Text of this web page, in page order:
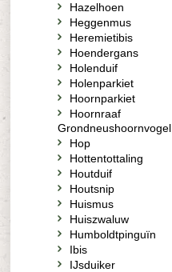
Hazelhoen
Heggenmus
Heremietibis
Hoendergans
Holenduif
Holenparkiet
Hoornparkiet
Hoornraaf
Grondneushoornvogel
Hop
Hottentottaling
Houtduif
Houtsnip
Huismus
Huiszwaluw
Humboldtpinguïn
Ibis
IJsduiker